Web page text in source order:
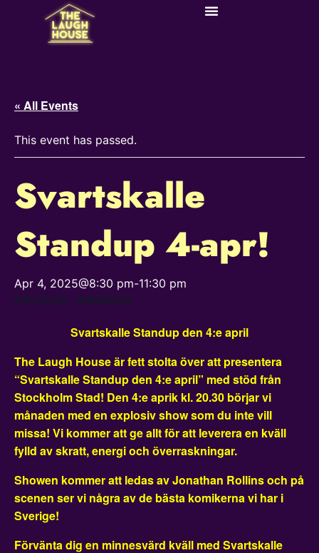
« All Events
This event has passed.
Svartskalle
Standup 4-apr!
Apr 4, 2025@8:30 pm-11:30 pm
KR125,00 – KR600,00
Svartskalle Standup den 4:e april
The Laugh House är fett stolta över att presentera
“Svartskalle Standup den 4:e april” med stöd från
Stockholm Stad! Den 4:e aprik kl. 20.30 börjar vi
månaden med en explosiv show som du inte vill
missa! Vi kommer att ge allt för att leverera en kväll
fylld av skratt, energi och överraskningar.
Showen kommer att ledas av Jonathan Rollins och på
scenen ser vi några av de bästa komikerna vi har i
Sverige!
Förvänta dig en minnesvärd kväll med Svartskalle